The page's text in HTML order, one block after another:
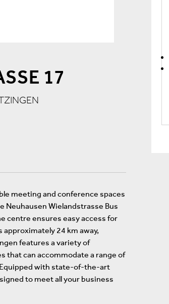
17
meeting and conference spaces
Neuhausen Wielandstrasse Bus
centre ensures easy access for
24 km away,
features a variety of
that can accommodate a range of
with state-of-the-art
to meet all your business